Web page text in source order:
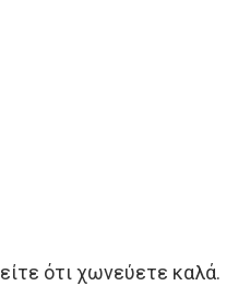
ότι χωνεύετε καλά.